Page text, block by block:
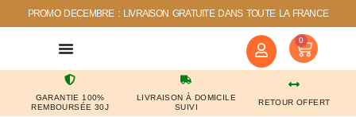
PROMO DECEMBRE : LIVRAISON GRATUITE DANS TOUTE LA FRANCE
0
GARANTIE 100%
REMBOURSÉE 30J
LIVRAISON À DOMICILE
SUIVI
RETOUR OFFERT